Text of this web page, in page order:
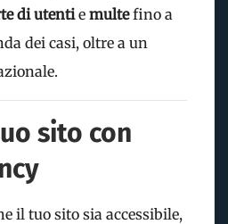
di utentie multefino a
dei casi, oltre a un
sito con
il tuo sito sia accessibile,